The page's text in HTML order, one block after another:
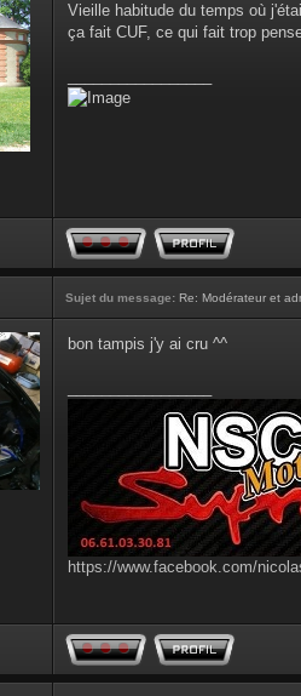
Vieille habitude du temps où
ça fait CUF, ce qui fait trop
Sujet du message: Re: Modérateur et
bon tampis j'y ai cru ^^
https://www.facebook.com/